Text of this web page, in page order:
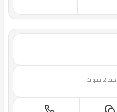
منذ 2 سنوات